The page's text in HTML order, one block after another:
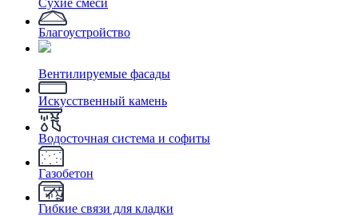
Сухие смеси
Благоустройство
Вентилируемые фасады
Искусственный камень
Водосточная система и софиты
Газобетон
Гибкие связи для кладки